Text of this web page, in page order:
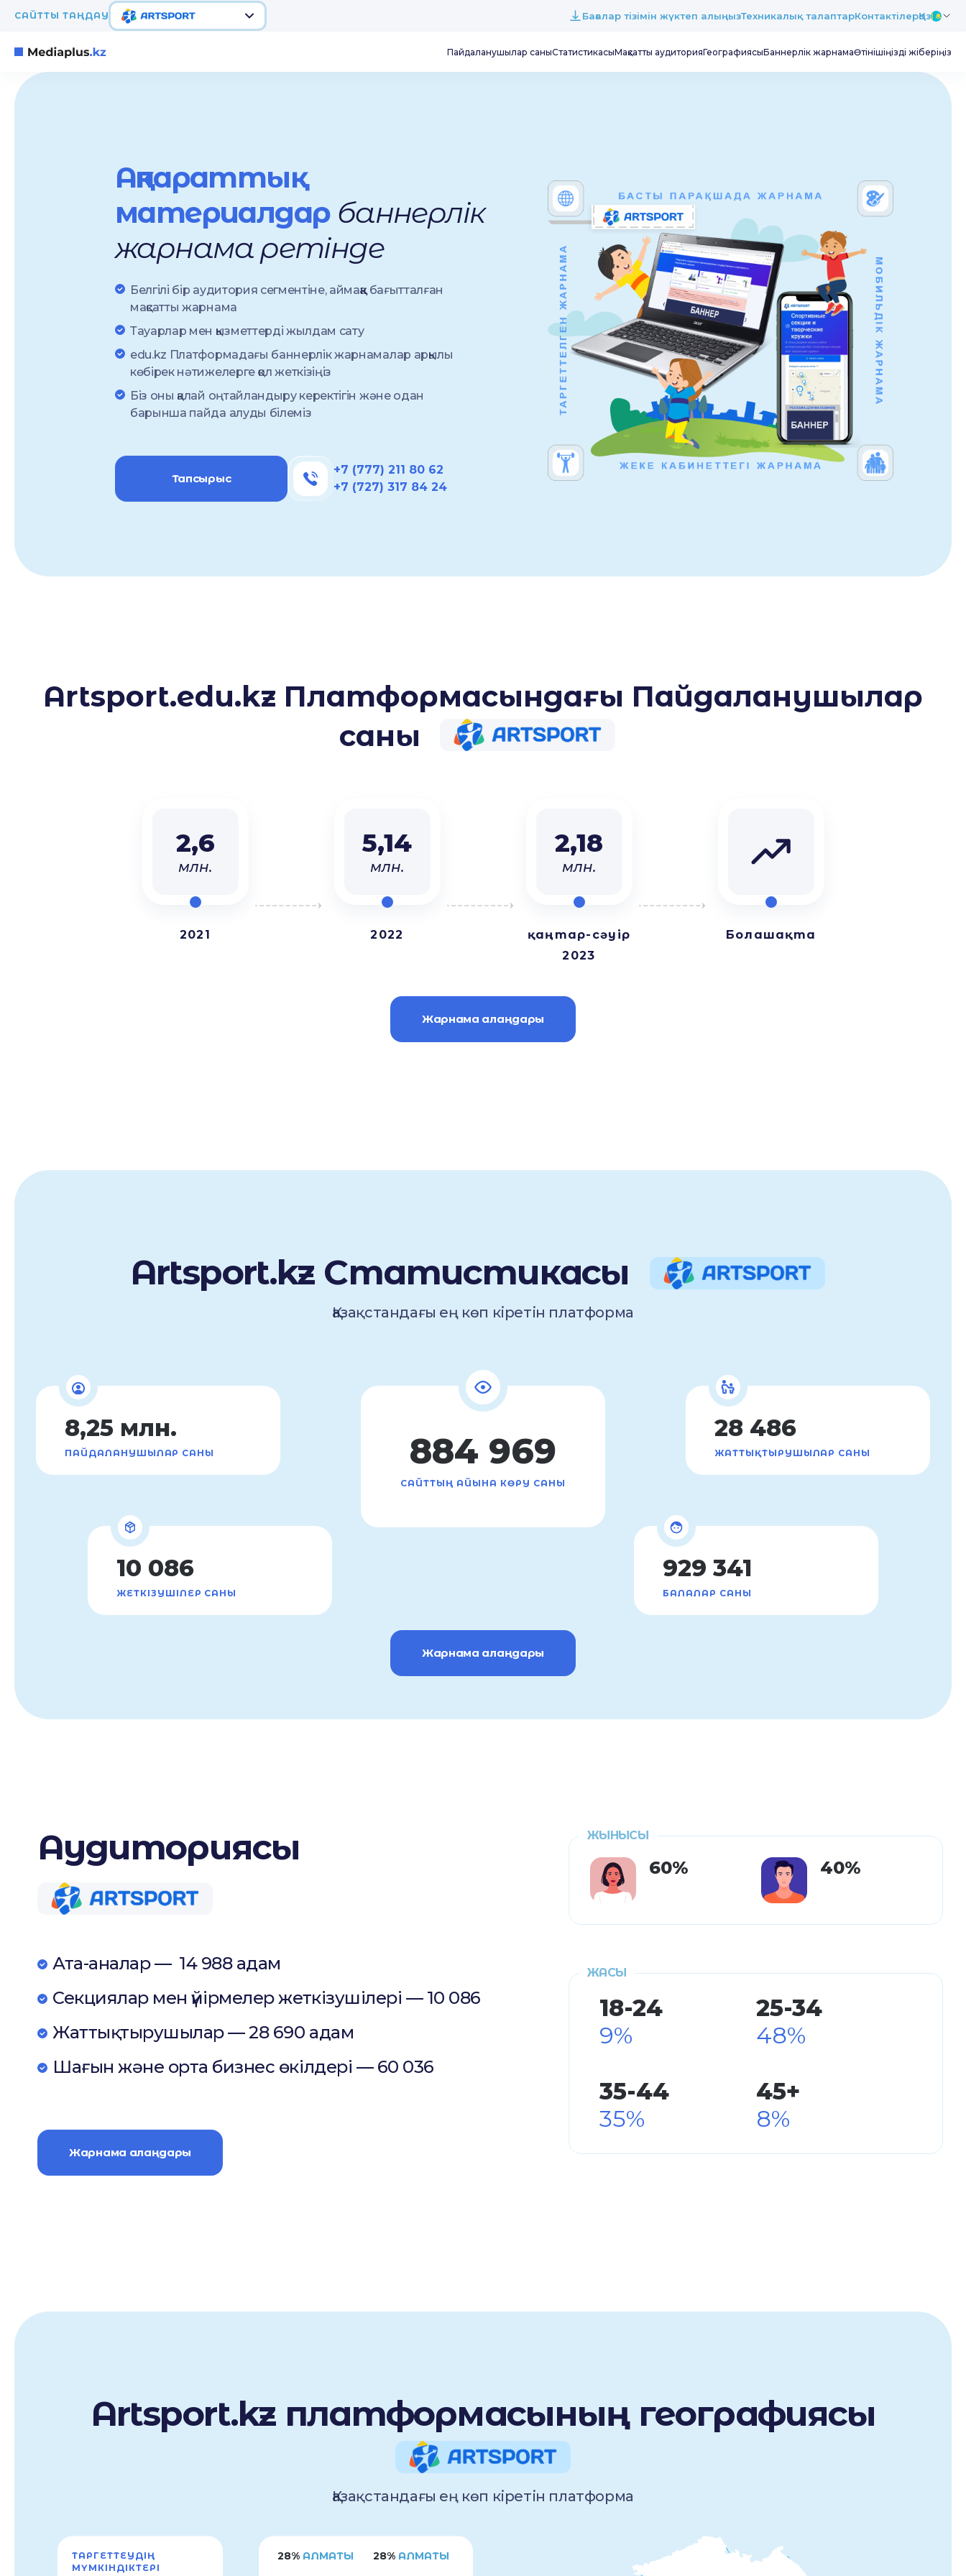
САЙТТЫ ТАҢДАУ Бағалар тізімін жүктеп алыңызТехникалық талаптарКонтактілерҚаз
Пайдаланушылар саныСтатистикасыМақсатты аудиторияГеографиясыБаннерлік жарнамаӨтінішіңізді жіберіңіз
Ақпараттық
материалдар баннерлік
жарнама ретінде
Белгілі бір аудитория сегментіне, аймаққа бағытталған
мақсатты жарнама
Тауарлар мен қызметтерді жылдам сату
edu.kz Платформадағы баннерлік жарнамалар арқылы
көбірек нәтижелерге қол жеткізіңіз
Біз оны қалай оңтайландыру керектігін және одан
барынша пайда алуды білеміз
Тапсырыс
+7 (777) 211 80 62
+7 (727) 317 84 24
Artsport.edu.kz Платформасындағы Пайдаланушылар
саны
2,6
млн.
2021
5,14
млн.
2022
2,18
млн.
қаңтар-сәуір
2023
Болашақта
Жарнама алаңдары
Artsport.kz Статистикасы
Қазақстандағы ең көп кіретін платформа
884 969
САЙТТЫҢ АЙЫНА КӨРУ САНЫ
8,25 млн.
ПАЙДАЛАНУШЫЛАР САНЫ
28 486
ЖАТТЫҚТЫРУШЫЛАР САНЫ
10 086
ЖЕТКІЗУШІЛЕР САНЫ
929 341
БАЛАЛАР САНЫ
Жарнама алаңдары
Аудиториясы
Ата-аналар — 14 988 адам
Секциялар мен үйірмелер жеткізушілері — 10 086
Жаттықтырушылар — 28 690 адам
Шағын және орта бизнес өкілдері — 60 036
Жарнама алаңдары
ЖЫНЫСЫ
60% 40%
ЖАСЫ
18-24
9%
25-34
48%
35-44
35%
45+
8%
Artsport.kz платформасының географиясы
Қазақстандағы ең көп кіретін платформа
ТАРГЕТТЕУДІҢ
МҮМКІНДІКТЕРІ
28% АЛМАТЫ 28% АЛМАТЫ